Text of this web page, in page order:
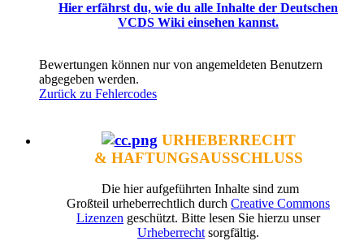
Hier erfährst du, wie du alle Inhalte der Deutschen
VCDS Wiki einsehen kannst.
Bewertungen können nur von angemeldeten Benutzern
abgegeben werden.
Zurück zu Fehlercodes
URHEBERRECHT
& HAFTUNGSAUSSCHLUSS
Die hier aufgeführten Inhalte sind zum
Großteil urheberrechtlich durch Creative Commons
Lizenzen geschützt. Bitte lesen Sie hierzu unser
Urheberrechtsorgfältig.